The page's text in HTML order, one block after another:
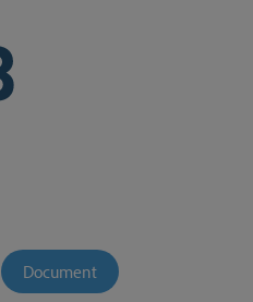
Document